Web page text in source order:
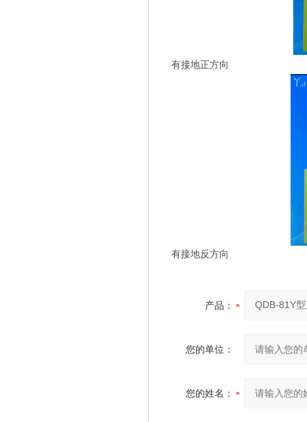
有接地正方向
有接地反方向
产品：
您的单位：
您的姓名：